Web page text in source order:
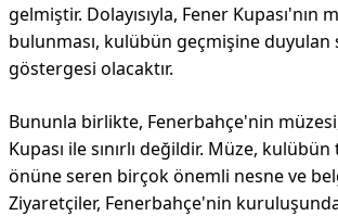
gelmiştir. Dolayısıyla, Fener Kupası'nın
bulunması, kulübün geçmişine duyulan
göstergesi olacaktır.
Bununla birlikte, Fenerbahçe'nin
Kupası ile sınırlı değildir. Müze,
önüne seren birçok önemli nesne ve
Ziyaretçiler, Fenerbahçe'nin